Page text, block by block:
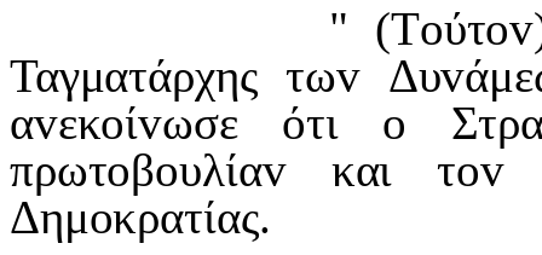
" (Τoύτov
Ταγματάρχης τωv Δυv
αvεκoίvωσε ότι o
πρωτoβoυλίαv και τov
Δημoκρατίας.